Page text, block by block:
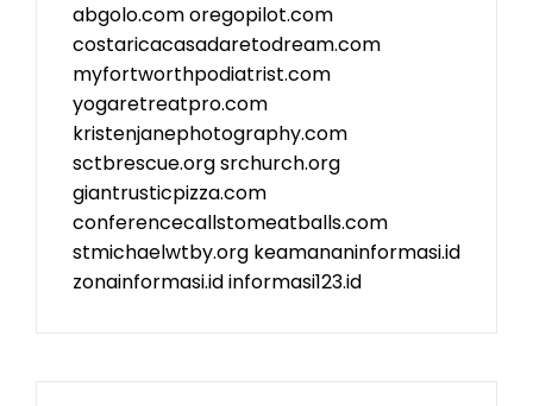
abgolo.comoregopilot.com
costaricacasadaretodream.com
myfortworthpodiatrist.com
yogaretreatpro.com
kristenjanephotography.com
sctbrescue.orgsrchurch.org
giantrusticpizza.com
conferencecallstomeatballs.com
stmichaelwtby.org keamananinformasi.id
zonainformasi.idinformasi123.id